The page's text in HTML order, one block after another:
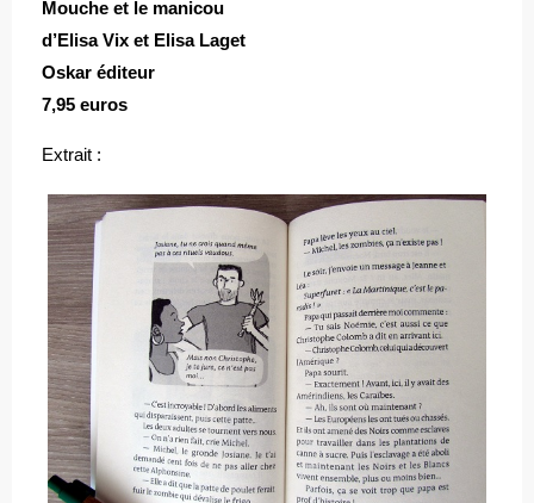
Mouche et le manicou
d’Elisa Vix et Elisa Laget
Oskar éditeur
7,95 euros
Extrait :